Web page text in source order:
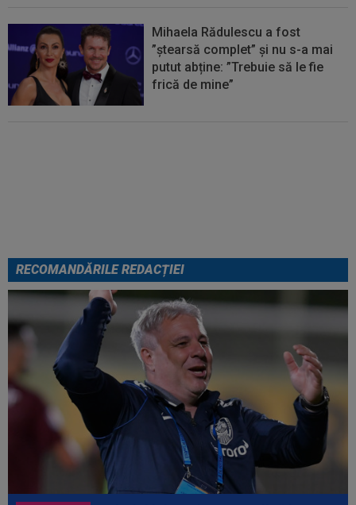
Mihaela Rădulescu a fost
”ștearsă complet” și nu s-a mai
putut abține: ”Trebuie să le fie
frică de mine”
RECOMANDĂRILE REDACȚIEI